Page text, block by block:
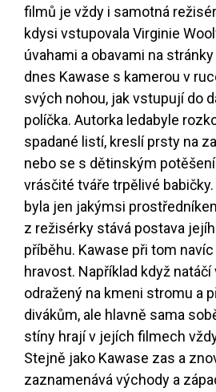
filmů je vždy i samotná
kdysi vstupovala Virginie
úvahami a obavami na
dnes Kawase s kamerou v
svých nohou, jak vstupují do
políčka. Autorka ledabyle
spadané listí, kreslí prsty na
nebo se s dětinským
vrásčité tváře trpělivé
byla jen jakýmsi
z režisérky stává postava
příběhu. Kawase při tom
hravost. Například když
odražený na kmeni stromu a
divákům, ale hlavně sama
stíny hrají v jejích filmech
Stejně jako Kawase zas a
zaznamenává východy a